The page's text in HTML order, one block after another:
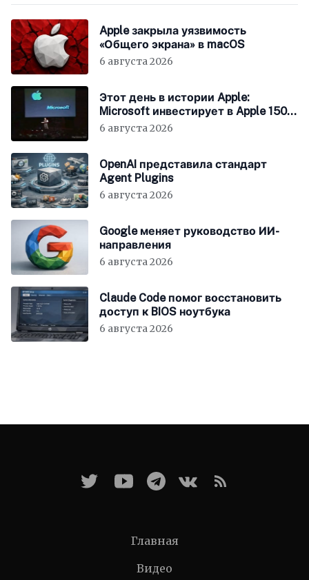
Apple закрыла уязвимость
«Общего экрана» в macOS
6 августа 2026
Этот день в истории Apple:
Microsoft инвестирует в Apple 150
миллионов долларов
6 августа 2026
OpenAI представила стандарт
Agent Plugins
6 августа 2026
Google меняет руководство ИИ-
направления
6 августа 2026
Claude Code помог восстановить
доступ к BIOS ноутбука
6 августа 2026
Главная
Видео